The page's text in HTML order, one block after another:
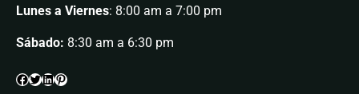
Lunes a Viernes: 8:00 am a 7:00 pm
Sábado: 8:30 am a 6:30 pm